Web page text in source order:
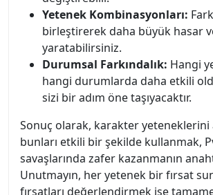
Yetenek Kombinasyonları:
birleştirerek daha büyük hasar
yaratabilirsiniz.
Durumsal Farkındalık: Hangi
hangi durumlarda daha etkili
sizi bir adım öne taşıyacaktır.
Sonuç olarak, karakter yeteneklerini
bunları etkili bir şekilde kullanmak,
savaşlarında zafer kazanmanın
Unutmayın, her yetenek bir fırsat
fırsatları değerlendirmek ise